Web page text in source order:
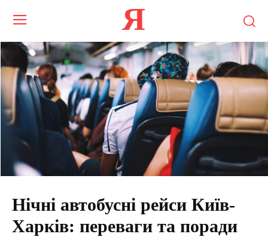
Я
Нічні автобусні рейси Київ-
Харків: переваги та поради